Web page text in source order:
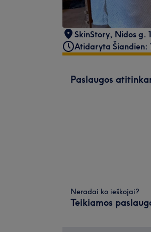
SkinStory, Nidos g.
Atidaryta Šiandien:
Paslaugos
Neradai ko ieškojai?
Teikiamos